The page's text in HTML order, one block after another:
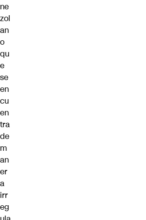
ne
zol
an
o
qu
e
se
en
cu
en
tra
de
m
an
er
a
irr
eg